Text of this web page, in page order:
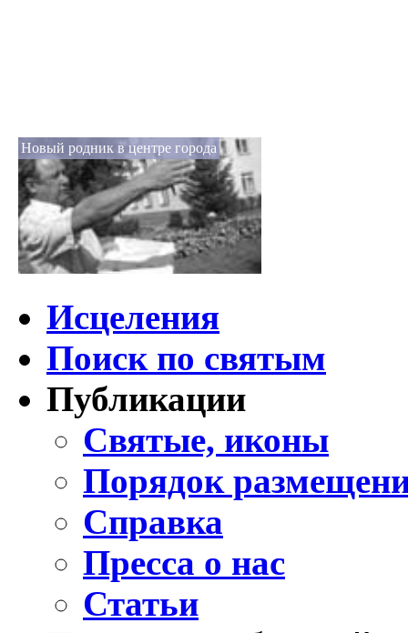
Новый родник в центре города
Исцеления
Поиск по святым
Публикации
Святые, иконы
Порядок
Справка
Пресса о нас
Статьи